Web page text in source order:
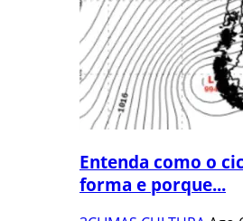
Entenda como o
forma e porque...